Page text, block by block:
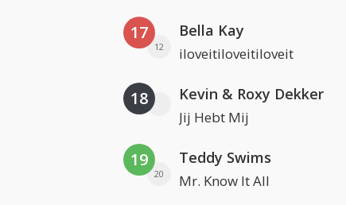
17
12
Bella Kay
iloveitiloveitiloveit
18 Kevin & Roxy Dekker
Jij Hebt Mij
19
20
Teddy Swims
Mr. Know It All